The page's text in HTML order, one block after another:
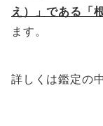
え）」である「
ます。
詳しくは鑑定の